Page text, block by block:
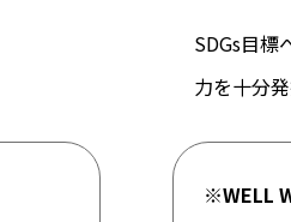
SDGs目標
力を十分
※WELL